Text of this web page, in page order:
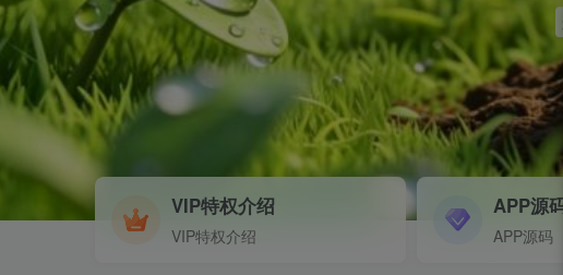
VIP特权介绍
VIP特权介绍
APP源
APP源码